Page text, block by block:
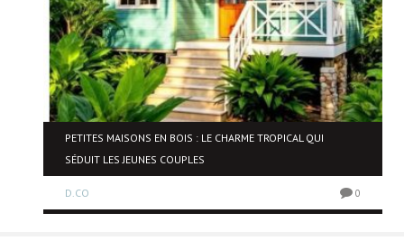
PETITES MAISONS EN BOIS : LE CHARME TROPICAL QUI
SÉDUIT LES JEUNES COUPLES
D.CO 0